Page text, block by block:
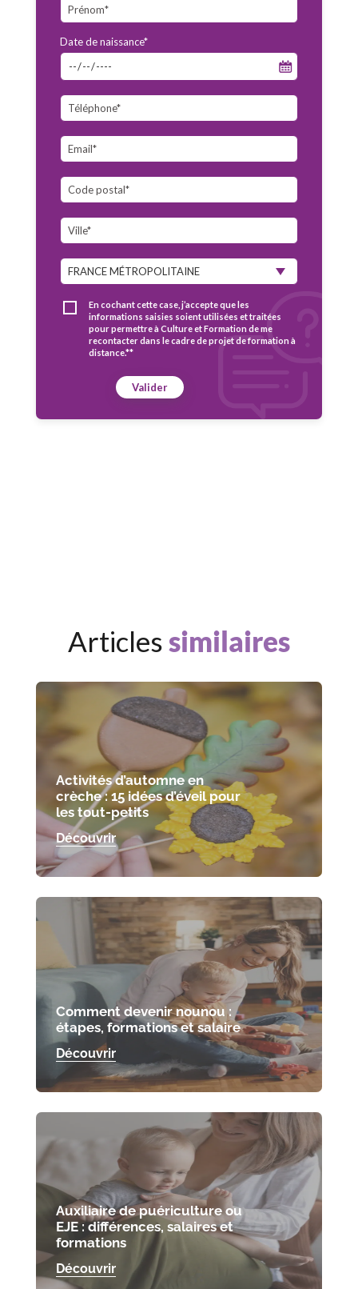
Date de naissance*
En cochant cette case, j’accepte que les
informations saisies soient utilisées et traitées
pour permettre à Culture et Formation de me
recontacter dans le cadre de projet de formation à
distance.**
Valider
Articlessimilaires
Activités d’automne en
crèche : 15 idées d’éveil pour
les tout-petits
Découvrir
Comment devenir nounou :
étapes, formations et salaire
Découvrir
Auxiliaire de puériculture ou
EJE : différences, salaires et
formations
Découvrir